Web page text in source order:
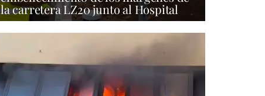
la carretera LZ20 junto al Hospital